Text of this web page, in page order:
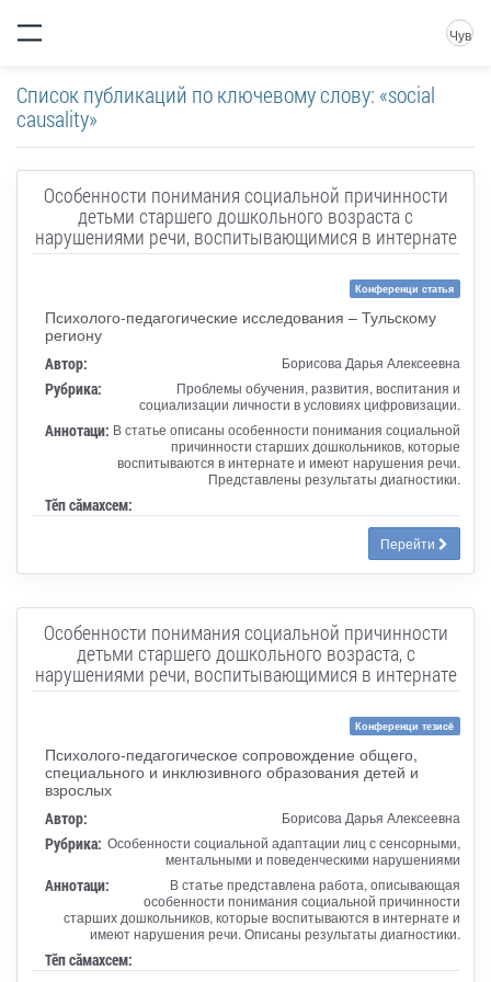
Чув
Список публикаций по ключевому слову: «social
causality»
Особенности понимания социальной причинности
детьми старшего дошкольного возраста с
нарушениями речи, воспитывающимися в интернате
Конференци статья
Психолого-педагогические исследования – Тульскому
региону
Автор: Борисова Дарья Алексеевна
Рубрика:
Проблемы обучения, развития, воспитания и
социализации личности в условиях цифровизации.
Аннотаци: В статье описаны особенности понимания социальной
причинности старших дошкольников, которые
воспитываются в интернате и имеют нарушения речи.
Представлены результаты диагностики.
Тӗп сӑмахсем:
Перейти
Особенности понимания социальной причинности
детьми старшего дошкольного возраста, с
нарушениями речи, воспитывающимися в интернате
Конференци тезисĕ
Психолого-педагогическое сопровождение общего,
специального и инклюзивного образования детей и
взрослых
Автор: Борисова Дарья Алексеевна
Рубрика: Особенности социальной адаптации лиц с сенсорными,
ментальными и поведенческими нарушениями
Аннотаци:
В статье представлена работа, описывающая
особенности понимания социальной причинности
старших дошкольников, которые воспитываются в интернате и
имеют нарушения речи. Описаны результаты диагностики.
Тӗп сӑмахсем: